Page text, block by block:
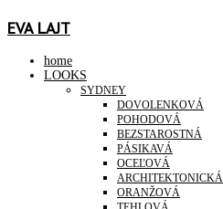
EVA LAJT
home
LOOKS
SYDNEY
DOVOLENKOVÁ
POHODOVÁ
BEZSTAROSTNÁ
PÁSIKAVÁ
OCEĽOVÁ
ARCHITEKTONICKÁ
ORANŽOVÁ